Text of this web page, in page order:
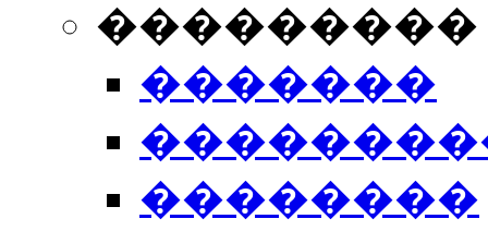
�������
��������